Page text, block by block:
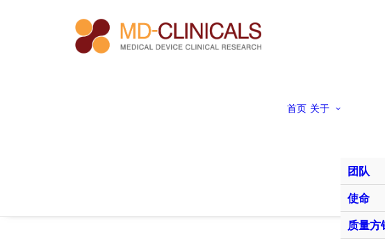
首页 关于
团队
使命
质量方